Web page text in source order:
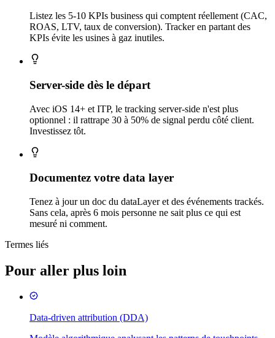
Listez les 5-10 KPIs business qui comptent réellement (CAC,
ROAS, LTV, taux de conversion). Tracker en partant des
KPIs évite les usines à gaz inutiles.
Server-side dès le départ
Avec iOS 14+ et ITP, le tracking server-side n'est plus
optionnel : il rattrape 30 à 50% de signal perdu côté client.
Investissez tôt.
Documentez votre data layer
Tenez à jour un doc du dataLayer et des événements trackés.
Sans cela, après 6 mois personne ne sait plus ce qui est
mesuré ni comment.
Termes liés
Pour aller plus loin
Data-driven attribution (DDA)